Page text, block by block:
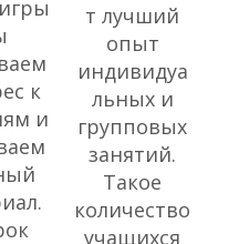
к
и
т лучший
опыт
индивидуа
льных и
групповых
занятий.
Такое
количество
учащихся